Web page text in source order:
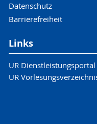
Datenschutz
Barrierefreiheit
Links
UR Dienstleistungsportal
UR